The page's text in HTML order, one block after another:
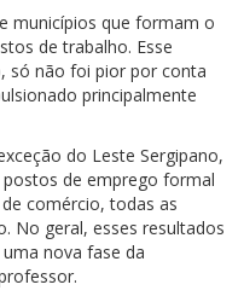
municípios que formam o
de trabalho. Esse
só não foi pior por conta
principalmente
do Leste Sergipano,
de emprego formal
comércio, todas as
No geral, esses resultados
nova fase da